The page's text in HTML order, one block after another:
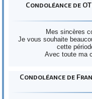
Condoléance de
Mes sincères
Je vous souhaite
cette
Avec toute ma
Condoléance de